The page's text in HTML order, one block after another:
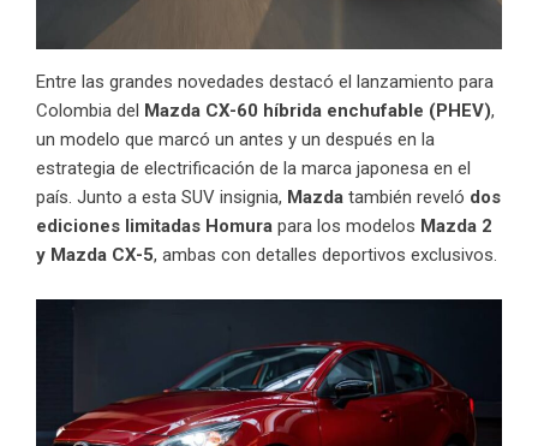
Entre las grandes novedades destacó el lanzamiento para
Colombia del Mazda CX-60 híbrida enchufable (PHEV),
un modelo que marcó un antes y un después en la
estrategia de electrificación de la marca japonesa en el
país. Junto a esta SUV insignia, Mazda también reveló dos
ediciones limitadas Homura para los modelos Mazda 2
y Mazda CX-5, ambas con detalles deportivos exclusivos.